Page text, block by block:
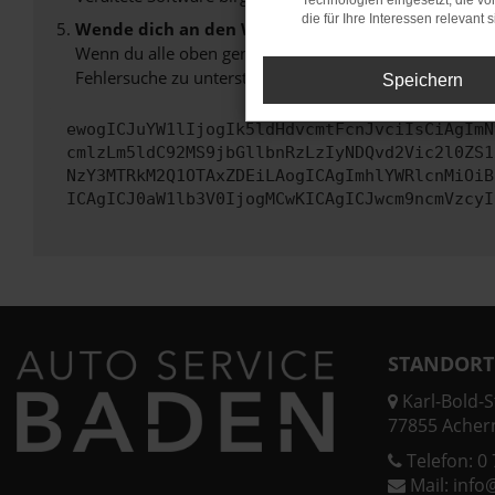
Wende dich an den Webseitenbetreiber.
Wenn du alle oben genannten Schritte versucht hast,
Fehlersuche zu unterstützen:
Karl-Bold-
77855
Telefon: 0
Mail:
die für Ihre Interessen relevant
Speichern